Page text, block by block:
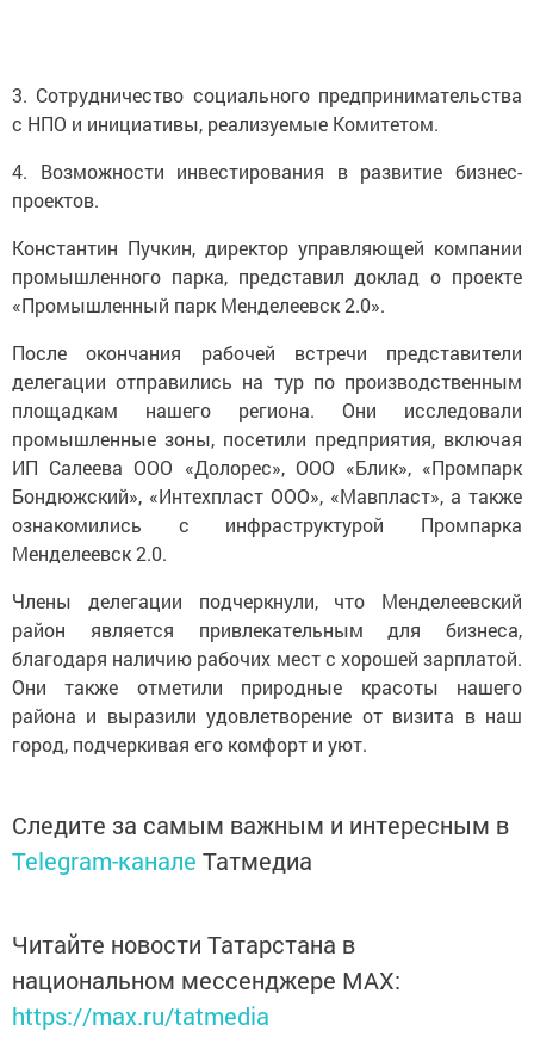
3. Сотрудничество социального предпринимательства
с НПО и инициативы, реализуемые Комитетом.
4. Возможности инвестирования в развитие бизнес-
проектов.
Константин Пучкин, директор управляющей компании
промышленного парка, представил доклад о проекте
«Промышленный парк Менделеевск 2.0».
После окончания рабочей встречи представители
делегации отправились на тур по производственным
площадкам нашего региона. Они исследовали
промышленные зоны, посетили предприятия, включая
ИП Салеева ООО «Долорес», ООО «Блик», «Промпарк
Бондюжский», «Интехпласт ООО», «Мавпласт», а также
ознакомились с инфраструктурой Промпарка
Менделеевск 2.0.
Члены делегации подчеркнули, что Менделеевский
район является привлекательным для бизнеса,
благодаря наличию рабочих мест с хорошей зарплатой.
Они также отметили природные красоты нашего
района и выразили удовлетворение от визита в наш
город, подчеркивая его комфорт и уют.
Следите за самым важным и интересным в
Telegram-канале Татмедиа
Читайте новости Татарстана в
национальном мессенджере MАХ:
https://max.ru/tatmedia